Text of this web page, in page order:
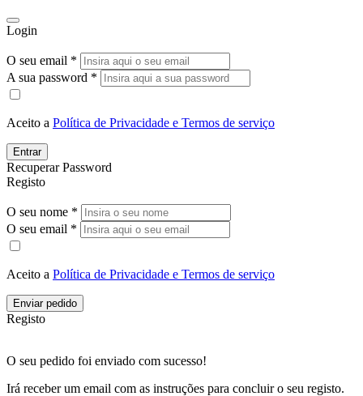
Login
O seu email *
A sua password *
Aceito a Política de Privacidade e Termos de serviço
Entrar
Recuperar Password
Registo
O seu nome *
O seu email *
Aceito a Política de Privacidade e Termos de serviço
Enviar pedido
Registo
O seu pedido foi enviado com sucesso!
Irá receber um email com as instruções para concluir o seu registo.